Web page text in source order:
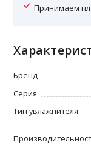
Принимаем
Бренд
Серия
Тип увлажнителя